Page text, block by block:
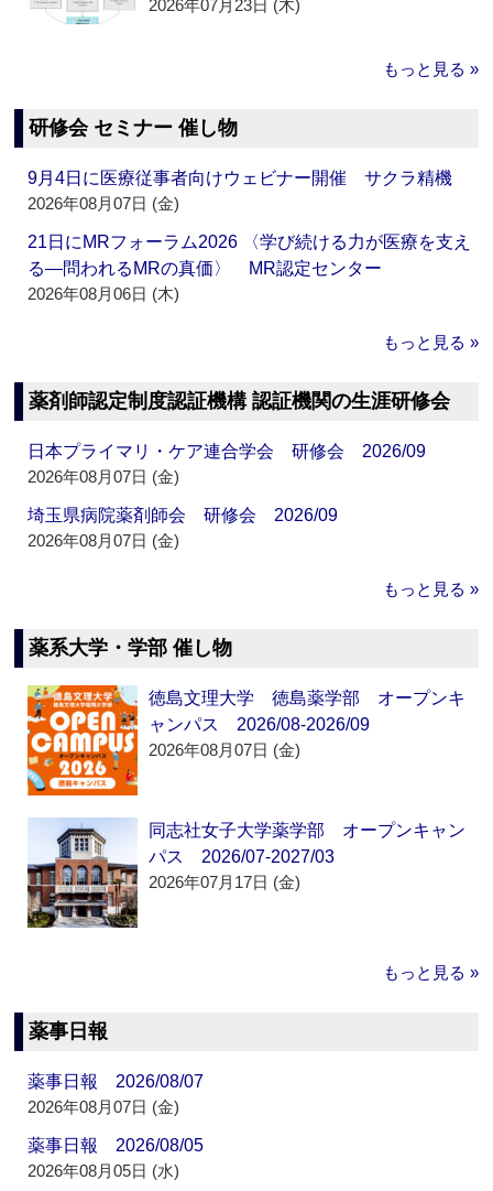
2026年07月23日 (木)
もっと見る »
研修会 セミナー 催し物
9月4日に医療従事者向けウェビナー開催 サクラ精機
2026年08月07日 (金)
21日にMRフォーラム2026 〈学び続ける力が医療を支え
る―問われるMRの真価〉 MR認定センター
2026年08月06日 (木)
もっと見る »
薬剤師認定制度認証機構 認証機関の生涯研修会
日本プライマリ・ケア連合学会 研修会 2026/09
2026年08月07日 (金)
埼玉県病院薬剤師会 研修会 2026/09
2026年08月07日 (金)
もっと見る »
薬系大学・学部 催し物
徳島文理大学 徳島薬学部 オープンキ
ャンパス 2026/08-2026/09
2026年08月07日 (金)
同志社女子大学薬学部 オープンキャン
パス 2026/07-2027/03
2026年07月17日 (金)
もっと見る »
薬事日報
薬事日報 2026/08/07
2026年08月07日 (金)
薬事日報 2026/08/05
2026年08月05日 (水)